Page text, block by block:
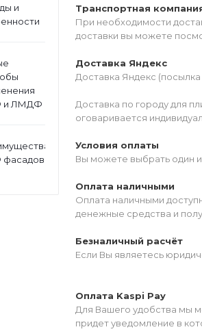
и
и ЛМДФ
Транспортная
При необходимости
доставки вы можете
Доставка Яндекс
Доставка Яндекс (посылка
Доставка по городу для
оговаривается
Условия оплаты
Вы можете выбрать один
Оплата наличными
Оплата наличными
денежные средства и
Безналичный расчёт
Если Вы являетесь
Оплата Kaspi Pay
Для Вашего удобства мы
придет уведомление в